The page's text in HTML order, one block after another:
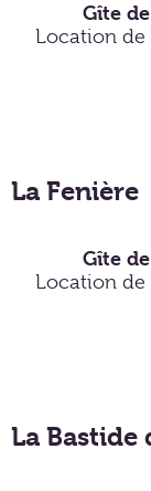
Gîte
Location de
La Fenière
Gîte
Location de
La Bastide